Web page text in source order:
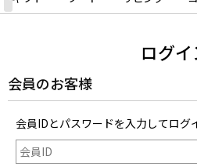
ログイ
会員のお客様
会員IDとパスワードを入力してログ